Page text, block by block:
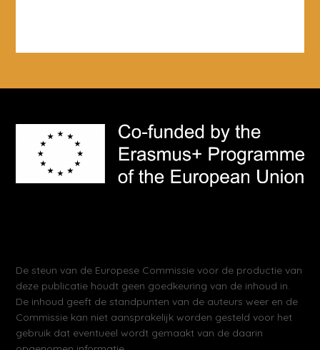
De steun van de Europese Commissie voor de productie van
deze publicatie houdt geen goedkeuring van de inhoud in.
De inhoud geeft de standpunten van de auteurs weer en de
Commissie kan niet aansprakelijk worden gesteld voor het
gebruik dat eventueel wordt gemaakt van de daarin